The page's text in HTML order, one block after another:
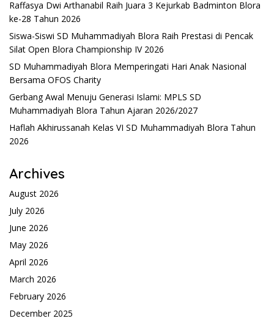
Raffasya Dwi Arthanabil Raih Juara 3 Kejurkab Badminton Blora
ke-28 Tahun 2026
Siswa-Siswi SD Muhammadiyah Blora Raih Prestasi di Pencak
Silat Open Blora Championship IV 2026
SD Muhammadiyah Blora Memperingati Hari Anak Nasional
Bersama OFOS Charity
Gerbang Awal Menuju Generasi Islami: MPLS SD
Muhammadiyah Blora Tahun Ajaran 2026/2027
Haflah Akhirussanah Kelas VI SD Muhammadiyah Blora Tahun
2026
Archives
August 2026
July 2026
June 2026
May 2026
April 2026
March 2026
February 2026
December 2025